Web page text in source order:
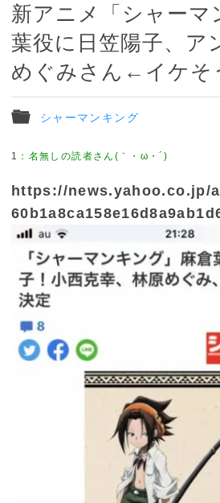
新アニメ「シャーマ
葉役に日笠陽子、ア
めぐみさん←イケそ
シャーマンキング
1
https://news.yahoo.co.jp/